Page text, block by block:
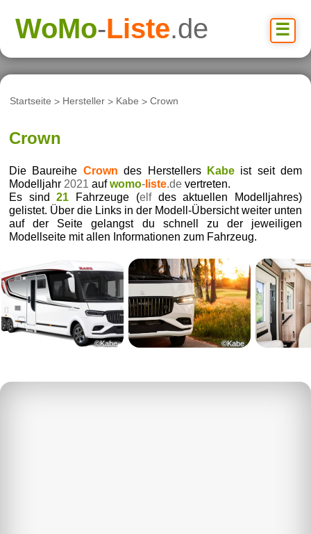
☰
WoMo-Liste.de
Startseite > Hersteller > Kabe >Crown
Crown
Die Baureihe Crown des Herstellers Kabeist seit dem
Modelljahr 2021 aufwomo-liste.devertreten.
Es sind21 Fahrzeuge (elfdes aktuellen Modelljahres)
gelistet. Über die Links in der Modell-Übersicht weiter unten
auf der Seite gelangst du schnell zu der jeweiligen
Modellseite mit allen Informationen zum Fahrzeug.
©Kabe ©Kabe